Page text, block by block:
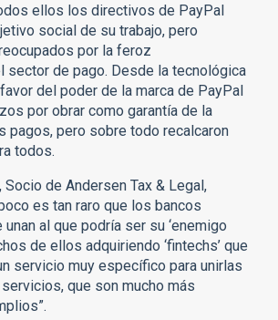
ellos los directivos de PayPal
social de su trabajo, pero
por la feroz
sector de pago. Desde la tecnológica
del poder de la marca de PayPal
por obrar como garantía de la
pagos, pero sobre todo recalcaron
todos.
Socio de Andersen Tax & Legal,
es tan raro que los bancos
al que podría ser su ‘enemigo
de ellos adquiriendo ‘fintechs’ que
servicio muy específico para unirlas
que son mucho más